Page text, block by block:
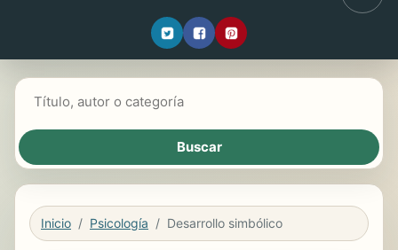
Inicio Psicología Desarrollo simbólico